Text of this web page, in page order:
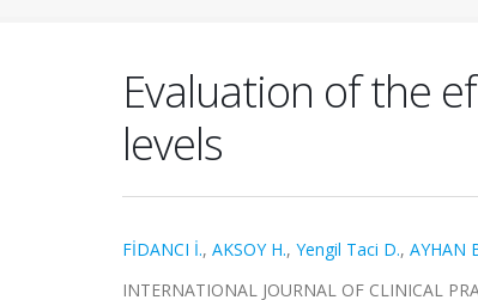
Evaluation of the
levels
FİDANCI İ., AKSOY H., Yengil Taci D., AYHAN
INTERNATIONAL JOURNAL OF CLINICAL